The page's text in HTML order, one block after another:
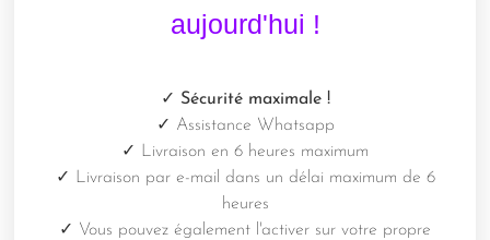
aujourd'hui !
✓ Sécurité maximale!
✓ Assistance Whatsapp
✓ Livraison en 6 heures maximum
✓ Livraison par e-mail dans un délai maximum de 6
heures
✓ Vous pouvez également l'activer sur votre propre